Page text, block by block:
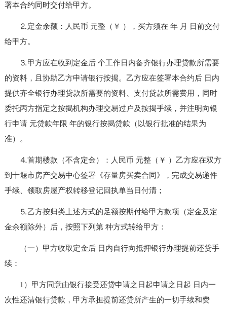
署本合约同时交付给甲方。
⒉定金余额：人民币 元整（￥ ），买方须在 年 月 日前交付
给甲方。
⒊甲方应在收到定金后 个工作日内备齐银行办理贷款所需要
的资料，且协助乙方申请银行按揭。乙方应在签署本合约后 日内
提供齐全银行办理贷款所需要的资料、支付贷款所需费用，同时
委托丙方指定之按揭机构办理交易过户及按揭手续，并注明向银
行申请 元贷款年限 年的银行按揭贷款（以银行批准的结果为
准）。
⒋首期楼款（不含定金）：人民币 元整（￥ ）乙方应在双方
到十堰市房产交易中心签署《存量房买卖合同》，完成交易递件
手续、领取房屋产权转移登记回执单当日付清；
⒌乙方按归类上述方式的足额按期付给甲方款项（定金及定
金余额除外）后，按照下列第 种方式转给甲方：
（一）甲方收取定金后 日内自行向抵押银行办理提前还贷手
续：
1）甲方同意由银行接受还贷申请之日起申请之日起 日内一
次性还清银行贷款，甲方承担提前还贷所产生的一切手续和费